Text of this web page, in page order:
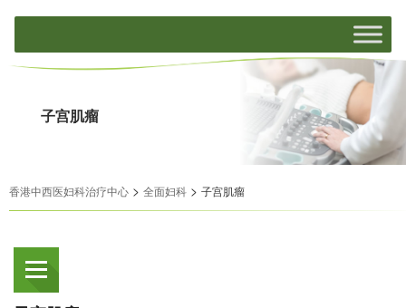
子宫肌瘤
香港中西医妇科治疗中心 > 全面妇科 > 子宫肌瘤